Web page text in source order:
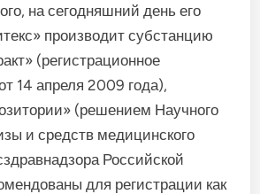
на сегодняшний день его
производит субстанцию
(регистрационное
14 апреля 2009 года),
(решением Научного
и средств медицинского
Российской
для регистрации как